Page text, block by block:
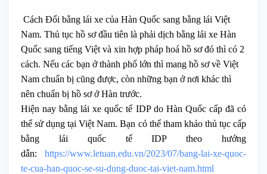
Cách Đổi bằng lái xe của Hàn Quốc sang bằng lái Việt
Nam. Thủ tục hồ sơ đầu tiên là phải dịch bằng lái xe Hàn
Quốc sang tiếng Việt và xin hợp pháp hoá hồ sơ đó thì có 2
cách. Nếu các bạn ở thành phố lớn thì mang hồ sơ về Việt
Nam chuẩn bị cũng được, còn những bạn ở nơi khác thì
nên chuẩn bị hồ sơ ở Hàn trước.
Hiện nay bằng lái xe quốc tế IDP do Hàn Quốc cấp đã có
thể sử dụng tại Việt Nam. Bạn có thể tham khảo thủ tục cấp
bằng lái quốc tế IDP theo hướng
dẫn: https://www.letuan.edu.vn/2023/07/bang-lai-xe-quoc-
te-cua-han-quoc-se-su-dung-duoc-tai-viet-nam.html